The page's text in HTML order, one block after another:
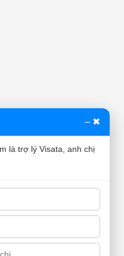
Minh Khai, Quận 3, TPHCM
– ✖
là trợ lý Visata, anh chị